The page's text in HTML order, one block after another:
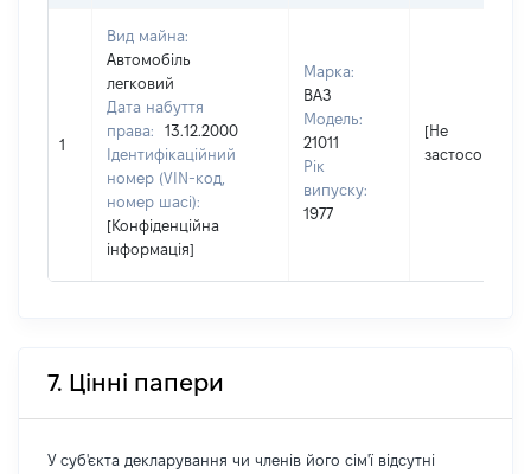
1
Вид майна:
Автомобіль
легковий
Дата набуття
права:
13.12.2000
Ідентифікаційний
номер (VIN-код,
номер шасі):
[Конфіденційна
інформація]
Марка:
ВАЗ
Модель:
21011
Рік
випуску:
1977
[Не
7. Цінні папери
У суб'єкта декларування чи членів його сім'ї відсутні